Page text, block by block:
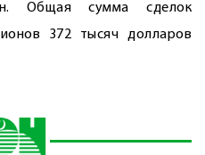
Общая сумма сделок
372 тысяч долларов